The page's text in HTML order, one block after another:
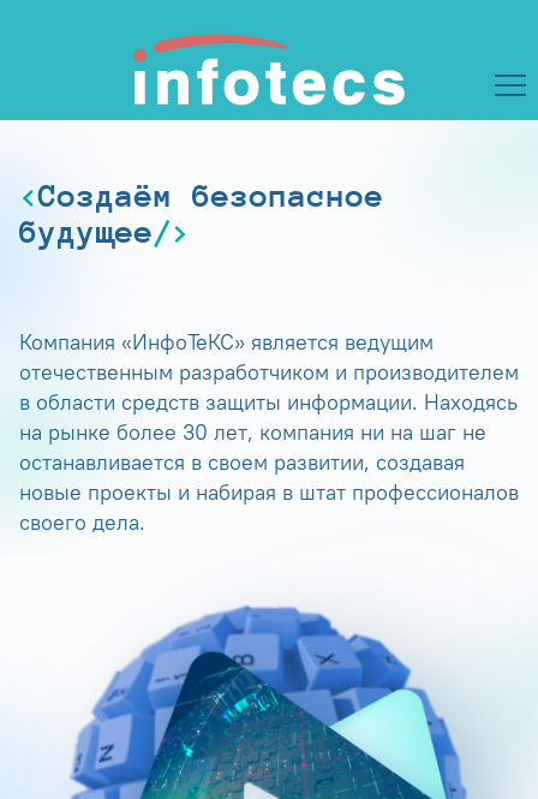
Создаём безопасное
будущее
Компания «ИнфоТеКС» является ведущим
отечественным разработчиком и производителем
в области средств защиты информации. Находясь
на рынке более 30 лет, компания ни на шаг не
останавливается в своем развитии, создавая
новые проекты и набирая в штат профессионалов
своего дела.